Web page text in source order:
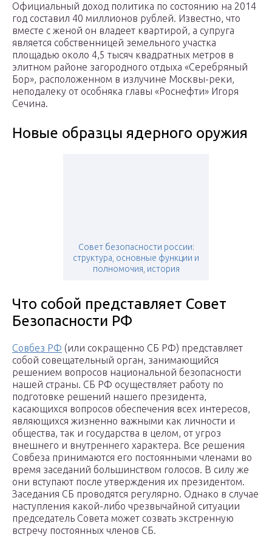
Официальный доход политика по состоянию на 2014
год составил 40 миллионов рублей. Известно, что
вместе с женой он владеет квартирой, а супруга
является собственницей земельного участка
площадью около 4,5 тысяч квадратных метров в
элитном районе загородного отдыха «Серебряный
Бор», расположенном в излучине Москвы-реки,
неподалеку от особняка главы «Роснефти» Игоря
Сечина.
Новые образцы ядерного оружия
Совет безопасности россии:
структура, основные функции и
полномочия, история
Что собой представляет Совет
Безопасности РФ
Совбез РФ (или сокращенно СБ РФ) представляет
собой совещательный орган, занимающийся
решением вопросов национальной безопасности
нашей страны. СБ РФ осуществляет работу по
подготовке решений нашего президента,
касающихся вопросов обеспечения всех интересов,
являющихся жизненно важными как личности и
общества, так и государства в целом, от угроз
внешнего и внутреннего характера. Все решения
Совбеза принимаются его постоянными членами во
время заседаний большинством голосов. В силу же
они вступают после утверждения их президентом.
Заседания СБ проводятся регулярно. Однако в случае
наступления какой-либо чрезвычайной ситуации
председатель Совета может созвать экстренную
встречу постоянных членов СБ.